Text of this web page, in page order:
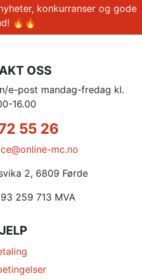
konkurranser og gode
🔥🔥
OSS
e-post mandag-fredag kl.
16.00
55 26
mc.no
2, 6809 Førde
259 713 MVA